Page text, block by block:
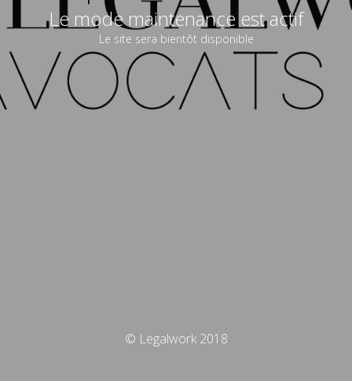
Le mode maintenance est actif
Le site sera bientôt disponible
© Legalwork 2018